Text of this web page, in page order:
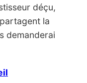
déçu,
la
demanderai